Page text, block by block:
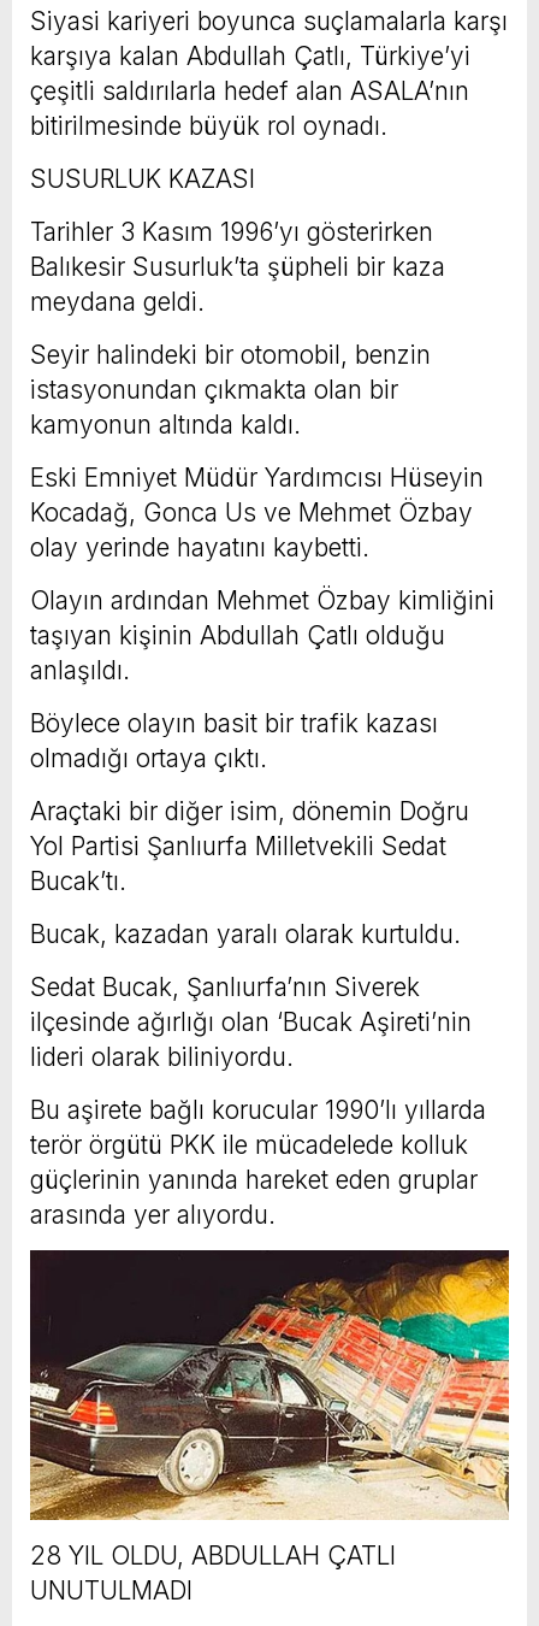
Siyasi kariyeri boyunca suçlamalarla karşı
karşıya kalan Abdullah Çatlı, Türkiye’yi
çeşitli saldırılarla hedef alan ASALA’nın
bitirilmesinde büyük rol oynadı.
SUSURLUK KAZASI
Tarihler 3 Kasım 1996’yı gösterirken
Balıkesir Susurluk’ta şüpheli bir kaza
meydana geldi.
Seyir halindeki bir otomobil, benzin
istasyonundan çıkmakta olan bir
kamyonun altında kaldı.
Eski Emniyet Müdür Yardımcısı Hüseyin
Kocadağ, Gonca Us ve Mehmet Özbay
olay yerinde hayatını kaybetti.
Olayın ardından Mehmet Özbay kimliğini
taşıyan kişinin Abdullah Çatlı olduğu
anlaşıldı.
Böylece olayın basit bir trafik kazası
olmadığı ortaya çıktı.
Araçtaki bir diğer isim, dönemin Doğru
Yol Partisi Şanlıurfa Milletvekili Sedat
Bucak’tı.
Bucak, kazadan yaralı olarak kurtuldu.
Sedat Bucak, Şanlıurfa’nın Siverek
ilçesinde ağırlığı olan ‘Bucak Aşireti’nin
lideri olarak biliniyordu.
Bu aşirete bağlı korucular 1990’lı yıllarda
terör örgütü PKK ile mücadelede kolluk
güçlerinin yanında hareket eden gruplar
arasında yer alıyordu.
28 YIL OLDU, ABDULLAH ÇATLI
UNUTULMADI